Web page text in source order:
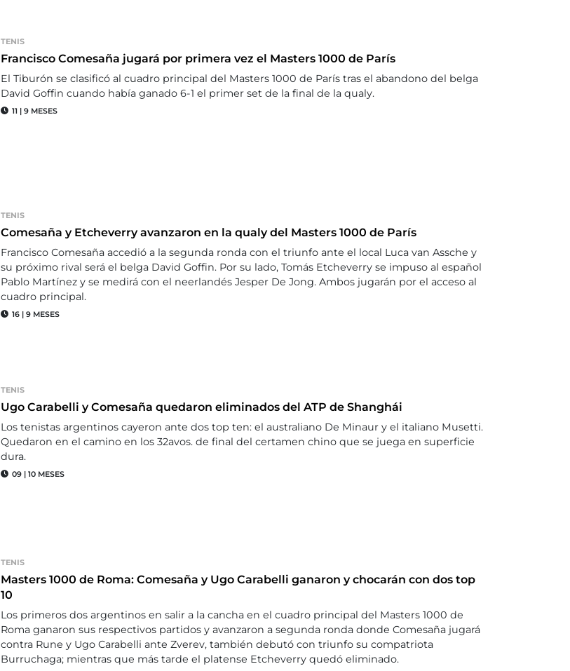
TENIS
Francisco Comesaña jugará por primera vez el Masters 1000 de París
El Tiburón se clasificó al cuadro principal del Masters 1000 de París tras el abandono del belga
David Goffin cuando había ganado 6-1 el primer set de la final de la qualy.
11 | 9 MESES
TENIS
Comesaña y Etcheverry avanzaron en la qualy del Masters 1000 de París
Francisco Comesaña accedió a la segunda ronda con el triunfo ante el local Luca van Assche y
su próximo rival será el belga David Goffin. Por su lado, Tomás Etcheverry se impuso al español
Pablo Martínez y se medirá con el neerlandés Jesper De Jong. Ambos jugarán por el acceso al
cuadro principal.
16 | 9 MESES
TENIS
Ugo Carabelli y Comesaña quedaron eliminados del ATP de Shanghái
Los tenistas argentinos cayeron ante dos top ten: el australiano De Minaur y el italiano Musetti.
Quedaron en el camino en los 32avos. de final del certamen chino que se juega en superficie
dura.
09 | 10 MESES
TENIS
Masters 1000 de Roma: Comesaña y Ugo Carabelli ganaron y chocarán con dos top
10
Los primeros dos argentinos en salir a la cancha en el cuadro principal del Masters 1000 de
Roma ganaron sus respectivos partidos y avanzaron a segunda ronda donde Comesaña jugará
contra Rune y Ugo Carabelli ante Zverev, también debutó con triunfo su compatriota
Burruchaga; mientras que más tarde el platense Etcheverry quedó eliminado.